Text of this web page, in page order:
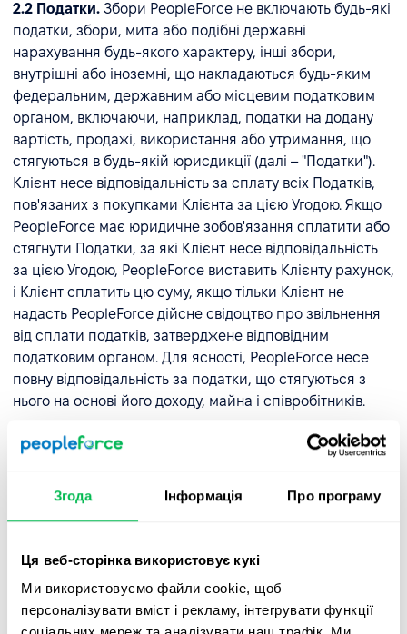
Згода Інформація Про програму
Ця веб-сторінка використовує кукі
Ми використовуємо файли cookie, щоб
персоналізувати вміст і рекламу, інтегрувати функції
2.2 Податки. Збори PeopleForce не включають будь-які
податки, збори, мита або подібні державні
нарахування будь-якого характеру, інші збори,
внутрішні або іноземні, що накладаються будь-яким
федеральним, державним або місцевим податковим
органом, включаючи, наприклад, податки на додану
вартість, продажі, використання або утримання, що
стягуються в будь-якій юрисдикції (далі – "Податки").
Клієнт несе відповідальність за сплату всіх Податків,
пов'язаних з покупками Клієнта за цією Угодою. Якщо
PeopleForce має юридичне зобов'язання сплатити або
стягнути Податки, за які Клієнт несе відповідальність
за цією Угодою, PeopleForce виставить Клієнту рахунок,
і Клієнт сплатить цю суму, якщо тільки Клієнт не
надасть PeopleForce дійсне свідоцтво про звільнення
від сплати податків, затверджене відповідним
податковим органом. Для ясності, PeopleForce несе
повну відповідальність за податки, що стягуються з
нього на основі його доходу, майна і співробітників.
2.3 Затримка платежів.
Якщо оплата не була отримана
PeopleForce на дату, зазначену в Інвойсі, і не
захисту, доступні PeopleForce за цією Угодою,
PeopleForce може, не несучи жодної відповідальності
платформи, окремих модулів або всієї платформи, (ii)
PeopleForce не буде зобов'язаний надавати будь-які
або всі послуги, поки Клієнт не погасить існуючу